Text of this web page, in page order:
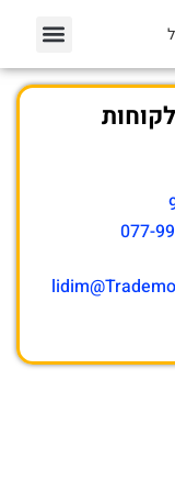
(החלפה) ישירות
המוכר בזכות
ללקוח.